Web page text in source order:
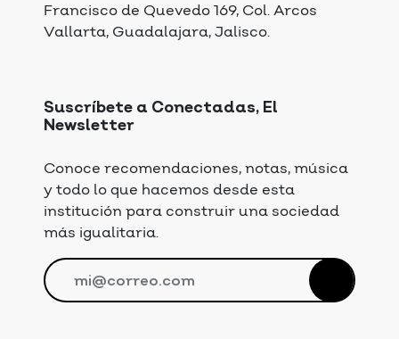
Francisco de Quevedo 169, Col. Arcos
Vallarta, Guadalajara, Jalisco.
Suscríbete a Conectadas, El
Newsletter
Conoce recomendaciones, notas, música
y todo lo que hacemos desde esta
institución para construir una sociedad
más igualitaria.